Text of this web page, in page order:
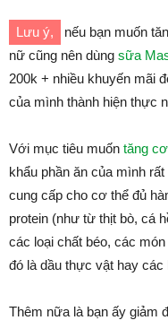
Lưu ý,
nếu bạn muốn
nữ cũng nên dùng sữa
200k + nhiều khuyến mãi
của mình thành hiện thực
Với mục tiêu muốn tăng
khẩu phần ăn của mình
cung cấp cho cơ thể đủ
protein (như từ thịt bò, cá
các loại chất béo, các
đó là dầu thực vật hay
Thêm nữa là bạn ấy giảm